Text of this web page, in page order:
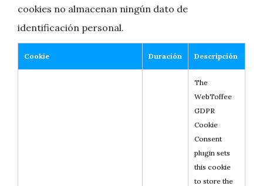
cookies no almacenan ningún dato de
identificación personal.
Cookie Duración Descripción
The
WebToffee
GDPR
Cookie
Consent
plugin sets
this cookie
to store the